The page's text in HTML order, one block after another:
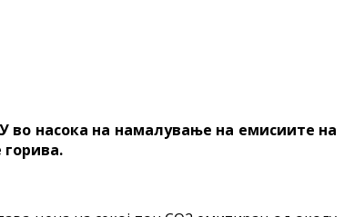
во насока на намалување на емисиите на